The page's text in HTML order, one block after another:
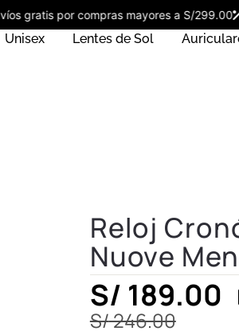
Envíos gratis por compras mayores a S/
Unisex Lentes de Sol
Reloj
Nuove Men
S/246.00
S/ 189.00